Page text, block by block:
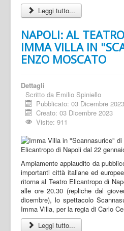
Leggi tutto...
NAPOLI: AL
IMMA VILLA IN
ENZO MOSCATO
Dettagli
Scritto da Emilio Spiniello
Pubblicato: 03 Dicembre 2023
Creato: 03 Dicembre 2023
Visite: 911
Ampiamente applaudito da
importanti città italiane ed
ritorna al Teatro Elicantropo di
alle ore 20.30 (repliche dal
dicembre), lo spettacolo
Imma Villa, per la regia di Carlo
Leggi tutto...